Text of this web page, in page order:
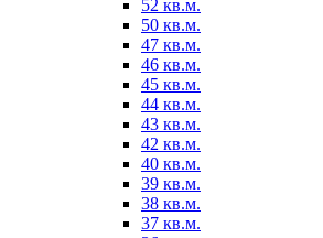
52 кв.м.
50 кв.м.
47 кв.м.
46 кв.м.
45 кв.м.
44 кв.м.
43 кв.м.
42 кв.м.
40 кв.м.
39 кв.м.
38 кв.м.
37 кв.м.